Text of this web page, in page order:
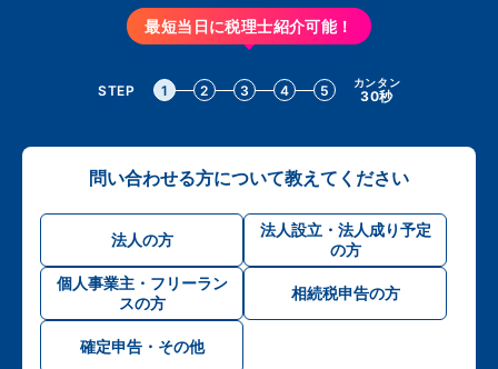
最短当日に税理士紹介可能！
STEP 1 2 3 4 5 カンタン
30秒
問い合わせる方について教えてください
法人の方
法人設立・法人成り予定
の方
個人事業主・フリーラン
スの方
相続税申告の方
確定申告・その他